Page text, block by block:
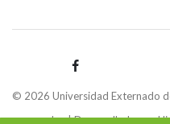
© 2026 Universidad Externado
reservados | Desarrollado por